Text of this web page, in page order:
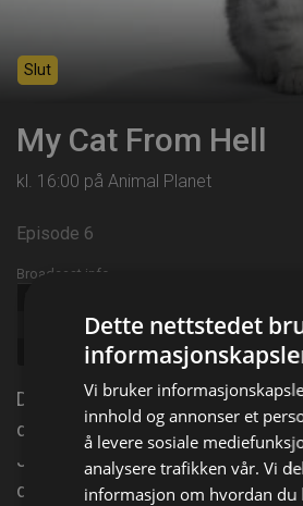
Slut
My Cat From Hell
kl. 16:00 på Animal Planet
Episode 6
Broadcast info
Spitting Mad
Dokumentar
Dorothy og Travis' katt kaster
dem. De er redd sønnen deres
Jackson må ta i bruk all sin
denne katten. Idag: Dorothy og
Dette nettstedet
Vi bruker
innhold og annonser et
å levere sosiale
analysere trafikken vår. Vi
informasjon om hvordan du